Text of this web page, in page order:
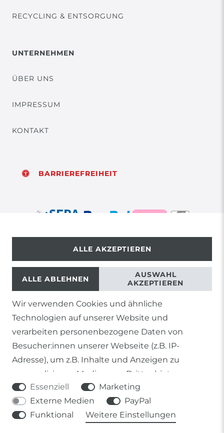
RECYCLING & ENTSORGUNG
UNTERNEHMEN
ÜBER UNS
IMPRESSUM
KONTAKT
BARRIEREFREIHEIT
© Copyright 2026 | Alle Rechte vorbehalten.
1) Gilt nicht für Sendungen mit Futterinsekten,
Lebendpflanzen, Frostfutter oder lebende Tiere, sowie
Lieferungen per Spedition
2) gilt für sofort lieferbare Artikel und Produkte die keine
gesonderte Versandregelung besitzen.
Prozentangaben von Sonderangeboten auf die Ersparnis
gegenüber der UVP des Herstellers.
Wir verwenden Cookies und ähnliche
Technologien auf unserer Website und
verarbeiten personenbezogene Daten von
Besucher:innen unserer Webseite (z.B. IP-
Adresse), um z.B. Inhalte und Anzeigen zu
personalisieren, Medien von Drittanbietern
einzubinden oder Zugriffe auf unsere Website zu
analysieren. Die Datenverarbeitung erfolgt erst
durch gesetzte Cookies. Wir teilen diese Daten
Essenziell
Marketing
Externe Medien
PayPal
Funktional
Weitere Einstellungen
ALLE AKZEPTIEREN
ALLE ABLEHNEN
AUSWAHL
AKZEPTIEREN